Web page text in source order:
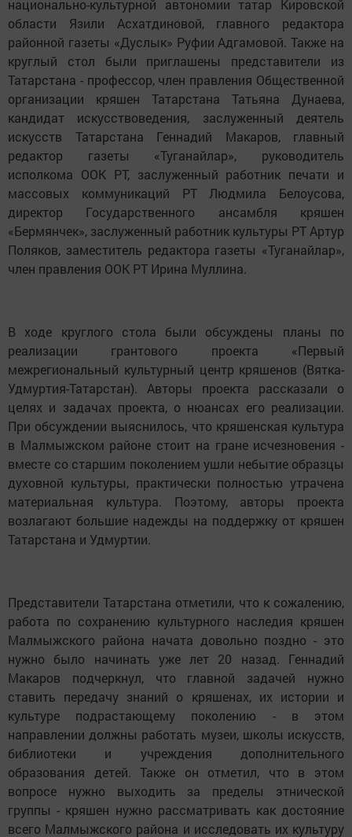
национально-культурной автономии татар Кировской
области Язили Асхатдиновой, главного редактора
районной газеты «Дуслык» Руфии Адгамовой. Также на
круглый стол были приглашены представители из
Татарстана - профессор, член правления Общественной
организации кряшен Татарстана Татьяна Дунаева,
кандидат искусствоведения, заслуженный деятель
искусств Татарстана Геннадий Макаров, главный
редактор газеты «Туганайлар», руководитель
исполкома ООК РТ, заслуженный работник печати и
массовых коммуникаций РТ Людмила Белоусова,
директор Государственного ансамбля кряшен
«Бермянчек», заслуженный работник культуры РТ Артур
Поляков, заместитель редактора газеты «Туганайлар»,
член правления ООК РТ Ирина Муллина.
В ходе круглого стола были обсуждены планы по
реализации грантового проекта «Первый
межрегиональный культурный центр кряшенов (Вятка-
Удмуртия-Татарстан). Авторы проекта рассказали о
целях и задачах проекта, о нюансах его реализации.
При обсуждении выяснилось, что кряшенская культура
в Малмыжском районе стоит на гране исчезновения -
вместе со старшим поколением ушли небытие образцы
духовной культуры, практически полностью утрачена
материальная культура. Поэтому, авторы проекта
возлагают большие надежды на поддержку от кряшен
Татарстана и Удмуртии.
Представители Татарстана отметили, что к сожалению,
работа по сохранению культурного наследия кряшен
Малмыжского района начата довольно поздно - это
нужно было начинать уже лет 20 назад. Геннадий
Макаров подчеркнул, что главной задачей нужно
ставить передачу знаний о кряшенах, их истории и
культуре подрастающему поколению - в этом
направлении должны работать музеи, школы искусств,
библиотеки и учреждения дополнительного
образования детей. Также он отметил, что в этом
вопросе нужно выходить за пределы этнической
группы - кряшен нужно рассматривать как достояние
всего Малмыжского района и исследовать их культуру